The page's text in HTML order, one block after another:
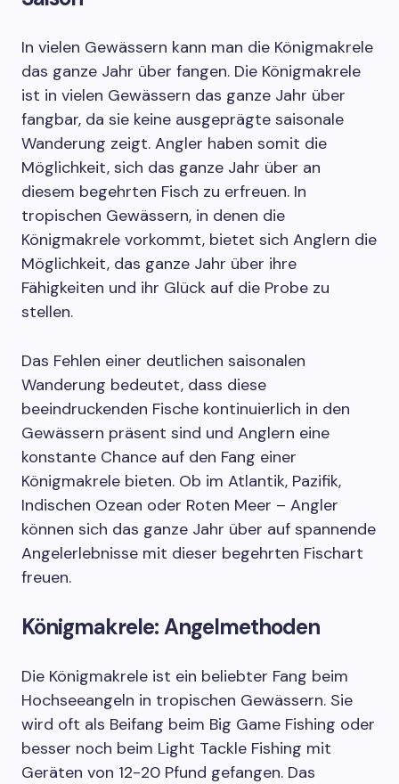
In vielen Gewässern kann man die Königmakrele
das ganze Jahr über fangen. Die Königmakrele
ist in vielen Gewässern das ganze Jahr über
fangbar, da sie keine ausgeprägte saisonale
Wanderung zeigt. Angler haben somit die
Möglichkeit, sich das ganze Jahr über an
diesem begehrten Fisch zu erfreuen. In
tropischen Gewässern, in denen die
Königmakrele vorkommt, bietet sich Anglern die
Möglichkeit, das ganze Jahr über ihre
Fähigkeiten und ihr Glück auf die Probe zu
stellen.
Das Fehlen einer deutlichen saisonalen
Wanderung bedeutet, dass diese
beeindruckenden Fische kontinuierlich in den
Gewässern präsent sind und Anglern eine
konstante Chance auf den Fang einer
Königmakrele bieten. Ob im Atlantik, Pazifik,
Indischen Ozean oder Roten Meer – Angler
können sich das ganze Jahr über auf spannende
Angelerlebnisse mit dieser begehrten Fischart
freuen.
Königmakrele: Angelmethoden
Die Königmakrele ist ein beliebter Fang beim
Hochseeangeln in tropischen Gewässern. Sie
wird oft als Beifang beim Big Game Fishing oder
besser noch beim Light Tackle Fishing mit
Geräten von 12-20 Pfund gefangen. Das